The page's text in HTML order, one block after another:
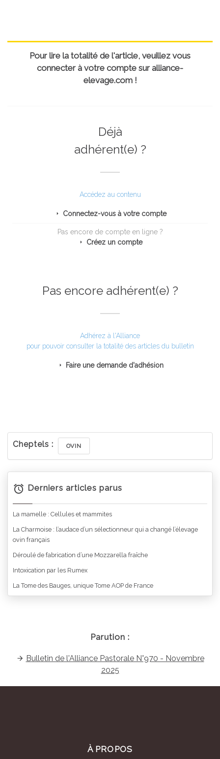
Pour lire la totalité de l'article, veuillez vous
connecter à votre compte sur alliance-
elevage.com !
Déjà
adhérent(e) ?
Accédez au contenu
Connectez-vous à votre compte
Pas encore de compte en ligne ?
Créez un compte
Pas encore adhérent(e) ?
Adhérez à l'Alliance
pour pouvoir consulter la totalité des articles du bulletin
Faire une demande d'adhésion
Cheptels : OVIN
Derniers articles parus
La mamelle : Cellules et mammites
La Charmoise : l’audace d’un sélectionneur qui a changé l’élevage
ovin français
Déroulé de fabrication d’une Mozzarella fraîche
Intoxication par les Rumex
La Tome des Bauges, unique Tome AOP de France
Parution :
Bulletin de l'Alliance Pastorale N°970 - Novembre
2025
À PROPOS